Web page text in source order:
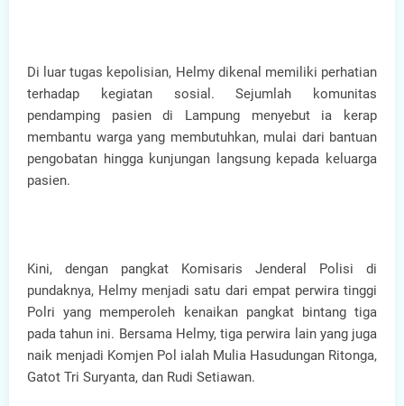
Di luar tugas kepolisian, Helmy dikenal memiliki perhatian
terhadap kegiatan sosial. Sejumlah komunitas
pendamping pasien di Lampung menyebut ia kerap
membantu warga yang membutuhkan, mulai dari bantuan
pengobatan hingga kunjungan langsung kepada keluarga
pasien.
Kini, dengan pangkat Komisaris Jenderal Polisi di
pundaknya, Helmy menjadi satu dari empat perwira tinggi
Polri yang memperoleh kenaikan pangkat bintang tiga
pada tahun ini. Bersama Helmy, tiga perwira lain yang juga
naik menjadi Komjen Pol ialah Mulia Hasudungan Ritonga,
Gatot Tri Suryanta, dan Rudi Setiawan.